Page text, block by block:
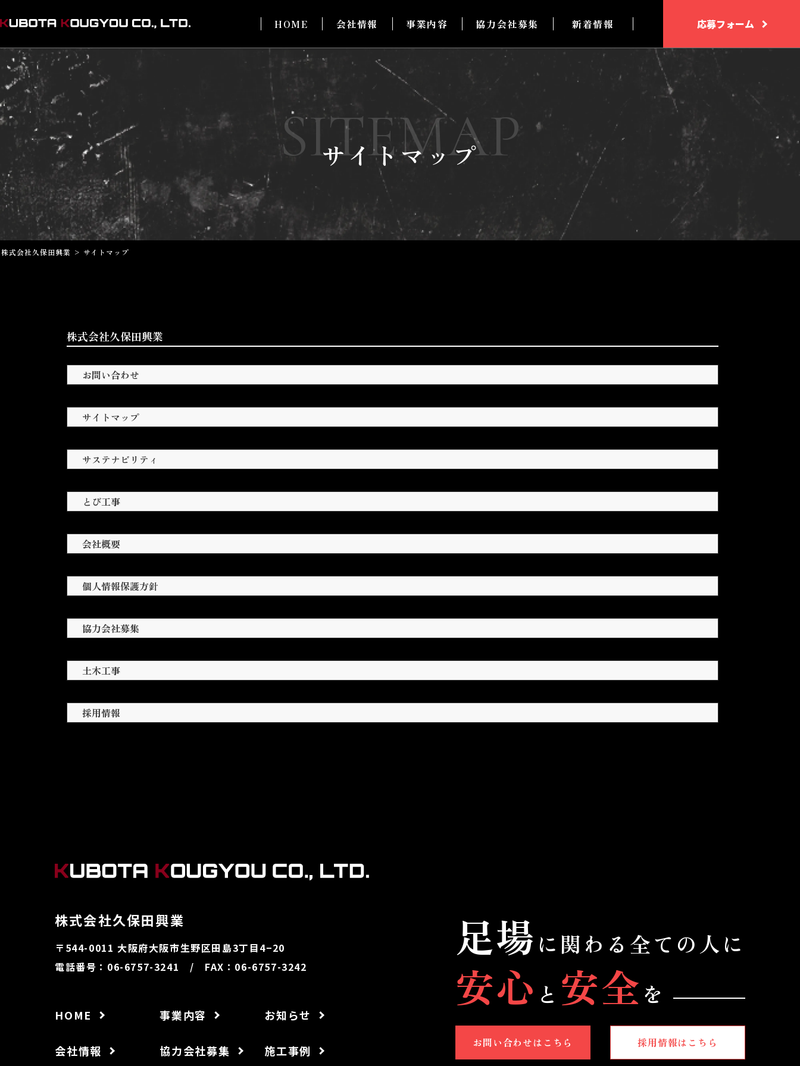
HOME 会社情報 事業内容 協力会社募集 新着情報 応募フォーム
SITEMAP
サイトマップ
株式会社久保田興業 > サイトマップ
株式会社久保田興業
お問い合わせ
サイトマップ
サステナビリティ
とび工事
会社概要
個人情報保護方針
協力会社募集
土木工事
採用情報
株式会社久保田興業
〒544-0011 大阪府大阪市生野区田島3丁目4−20
電話番号：06-6757-3241 / FAX：06-6757-3242
HOME 事業内容 お知らせ
会社情報 協力会社募集 施工事例
足場 に関わる全ての人に
安心 と 安全を
お問い合わせはこちら 採用情報はこちら